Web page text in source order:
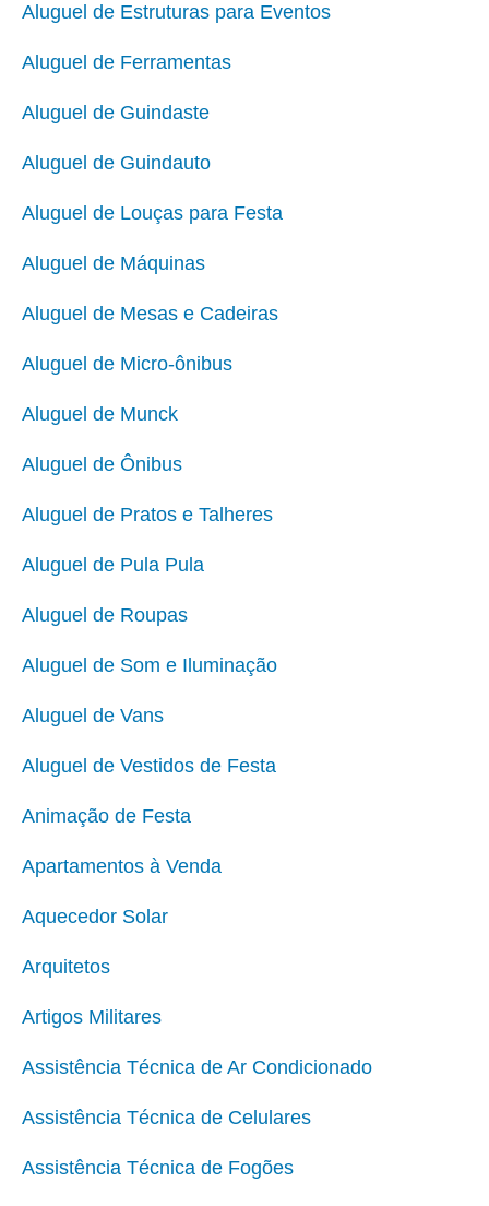
Aluguel de Estruturas para Eventos
Aluguel de Ferramentas
Aluguel de Guindaste
Aluguel de Guindauto
Aluguel de Louças para Festa
Aluguel de Máquinas
Aluguel de Mesas e Cadeiras
Aluguel de Micro-ônibus
Aluguel de Munck
Aluguel de Ônibus
Aluguel de Pratos e Talheres
Aluguel de Pula Pula
Aluguel de Roupas
Aluguel de Som e Iluminação
Aluguel de Vans
Aluguel de Vestidos de Festa
Animação de Festa
Apartamentos à Venda
Aquecedor Solar
Arquitetos
Artigos Militares
Assistência Técnica de Ar Condicionado
Assistência Técnica de Celulares
Assistência Técnica de Fogões